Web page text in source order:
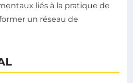
liés à la pratique de
un réseau de